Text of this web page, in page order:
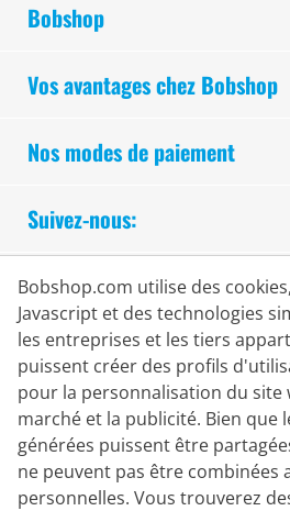
Bobshop
Vos avantages chez Bobshop
Nos modes de paiement
Suivez-nous:
Achats Sécurisés
Bobshop.com utilise des
Javascript et des technologies
les entreprises et les tiers
puissent créer des profils
pour la personnalisation du site
marché et la publicité. Bien que
générées puissent être
ne peuvent pas être combinées
personnelles. Vous trouverez